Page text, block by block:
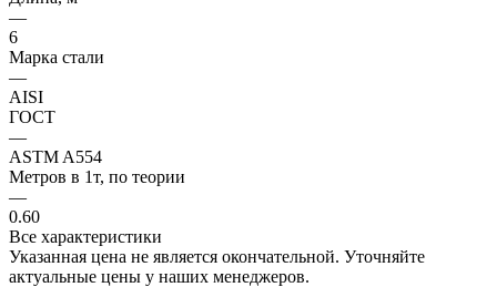
—
6
Марка стали
—
AISI
ГОСТ
—
ASTM A554
Метров в 1т, по теории
—
0.60
Все характеристики
Указанная цена не является окончательной. Уточняйте
актуальные цены у наших менеджеров.